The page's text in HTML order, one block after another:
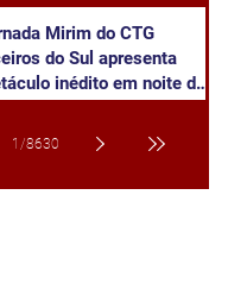
Mirim do CTG
do Sul apresenta
inédito em noite de
1 /8630